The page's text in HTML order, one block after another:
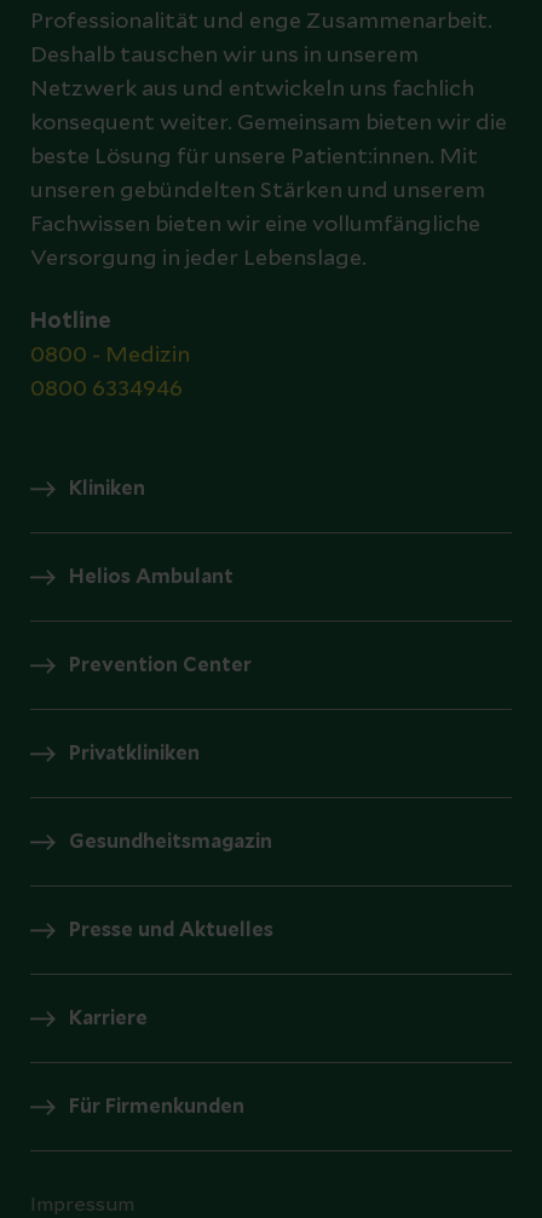
Professionalität und enge Zusammenarbeit.
Deshalb tauschen wir uns in unserem
Netzwerk aus und entwickeln uns fachlich
konsequent weiter. Gemeinsam bieten wir die
beste Lösung für unsere Patient:innen. Mit
unseren gebündelten Stärken und unserem
Fachwissen bieten wir eine vollumfängliche
Versorgung in jeder Lebenslage.
Hotline
0800 - Medizin
0800 6334946
Kliniken
Helios Ambulant
Prevention Center
Privatkliniken
Gesundheitsmagazin
Presse und Aktuelles
Karriere
Für Firmenkunden
Impressum